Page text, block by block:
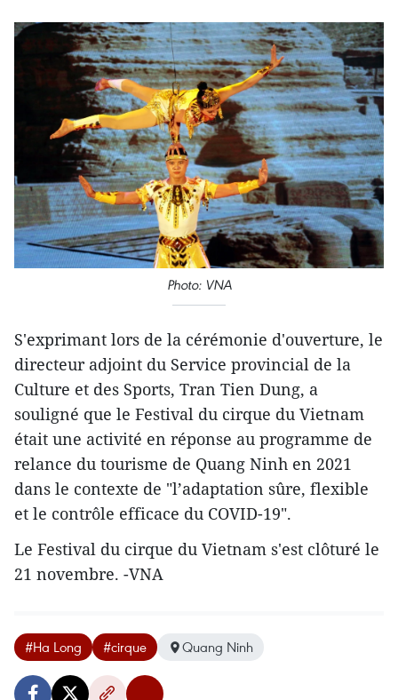
Photo: VNA
S'exprimant lors de la cérémonie d'ouverture, le
directeur adjoint du Service provincial de la
Culture et des Sports, Tran Tien Dung, a
souligné que le Festival du cirque du Vietnam
était une activité en réponse au programme de
relance du tourisme de Quang Ninh en 2021
dans le contexte de "l’adaptation sûre, flexible
et le contrôle efficace du COVID-19".
Le Festival du cirque du Vietnam s'est clôturé le
21 novembre. -VNA
#Ha Long #cirque Quang Ninh